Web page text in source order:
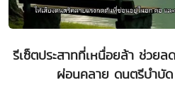
รีเซ็ตประสาทที่เหนื่อยล้า ช่วย
ผ่อนคลาย ดนตรีบำบั